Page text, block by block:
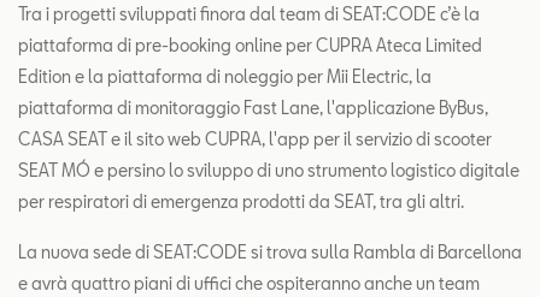
Tra i progetti sviluppati finora dal team di SEAT:CODE c’è la
piattaforma di pre-booking online per CUPRA Ateca Limited
Edition e la piattaforma di noleggio per Mii Electric, la
piattaforma di monitoraggio Fast Lane, l'applicazione ByBus,
CASA SEAT e il sito web CUPRA, l'app per il servizio di scooter
SEAT MÓ e persino lo sviluppo di uno strumento logistico digitale
per respiratori di emergenza prodotti da SEAT, tra gli altri.
La nuova sede di SEAT:CODE si trova sulla Rambla di Barcellona
e avrà quattro piani di uffici che ospiteranno anche un team